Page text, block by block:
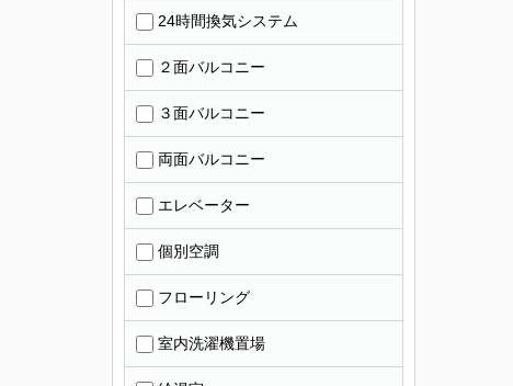
24時間換気システム
２面バルコニー
３面バルコニー
両面バルコニー
エレベーター
個別空調
フローリング
室内洗濯機置場